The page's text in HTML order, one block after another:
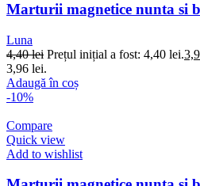
Marturii magnetice nunta si
Luna
4,40lei Prețul inițial a fost: 4,40 lei.
3,96 lei.
Adaugă în coș
-10%
Compare
Quick view
Add to wishlist